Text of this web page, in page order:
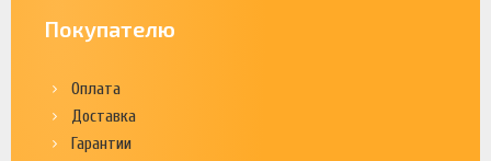
Покупателю
Оплата
Доставка
Гарантии